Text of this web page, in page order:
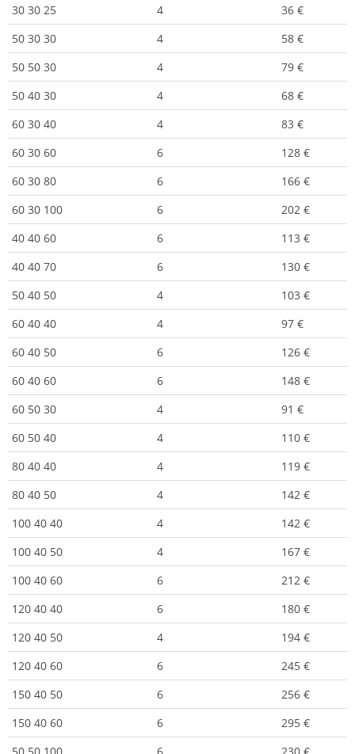
30 30 25
4
36 €
50 30 30
4
58 €
50 50 30
4
79 €
50 40 30
4
68 €
60 30 40
4
83 €
60 30 60
6
128 €
60 30 80
6
166 €
60 30 100
6
202 €
40 40 60
6
113 €
40 40 70
6
130 €
50 40 50
4
103 €
60 40 40
4
97 €
60 40 50
6
126 €
60 40 60
6
148 €
60 50 30
4
91 €
60 50 40
4
110 €
80 40 40
4
119 €
80 40 50
4
142 €
100 40 40
4
142 €
100 40 50
4
167 €
100 40 60
6
212 €
120 40 40
6
180 €
120 40 50
4
194 €
120 40 60
6
245 €
150 40 50
6
256 €
150 40 60
6
295 €